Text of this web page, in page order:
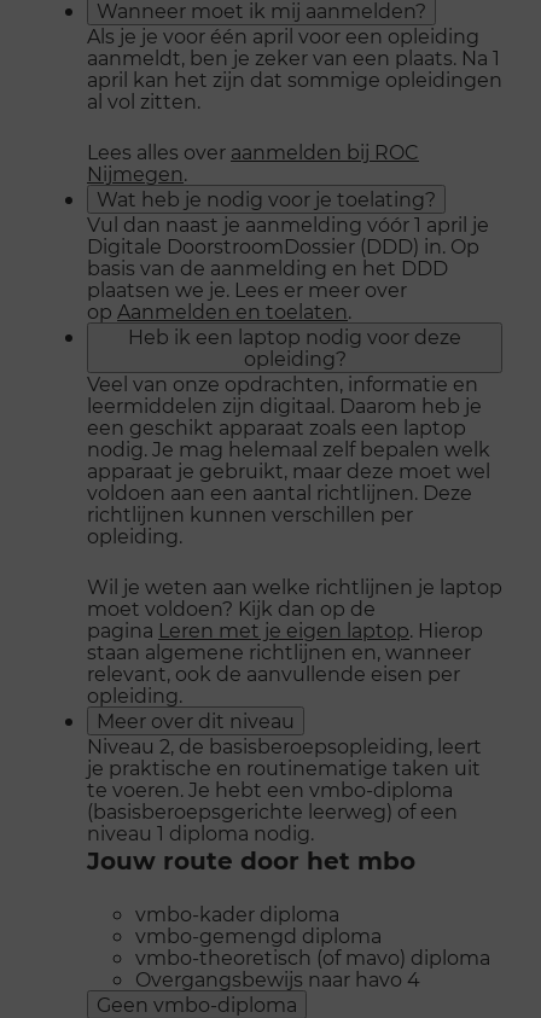
Wanneer moet ik mij aanmelden?
Als je je voor één april voor een opleiding
aanmeldt, ben je zeker van een plaats. Na 1
april kan het zijn dat sommige opleidingen
al vol zitten.
Lees alles over aanmelden bij ROC
Nijmegen.
Wat heb je nodig voor je toelating?
Vul dan naast je aanmelding vóór 1 april je
Digitale DoorstroomDossier (DDD) in. Op
basis van de aanmelding en het DDD
plaatsen we je. Lees er meer over
op Aanmelden en toelaten.
Heb ik een laptop nodig voor deze
opleiding?
Veel van onze opdrachten, informatie en
leermiddelen zijn digitaal. Daarom heb je
een geschikt apparaat zoals een laptop
nodig. Je mag helemaal zelf bepalen welk
apparaat je gebruikt, maar deze moet wel
voldoen aan een aantal richtlijnen. Deze
richtlijnen kunnen verschillen per
opleiding.
Wil je weten aan welke richtlijnen je laptop
moet voldoen? Kijk dan op de
pagina Leren met je eigen laptop. Hierop
staan algemene richtlijnen en, wanneer
relevant, ook de aanvullende eisen per
opleiding.
Meer over dit niveau
Niveau 2, de basisberoepsopleiding, leert
je praktische en routinematige taken uit
te voeren. Je hebt een vmbo-diploma
(basisberoepsgerichte leerweg) of een
niveau 1 diploma nodig.
Jouw route door het mbo
vmbo-kader diploma
vmbo-gemengd diploma
vmbo-theoretisch (of mavo) diploma
Overgangsbewijs naar havo 4
Geen vmbo-diploma